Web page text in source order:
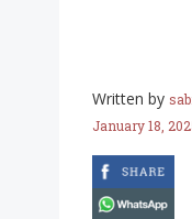
Written by
January 18,